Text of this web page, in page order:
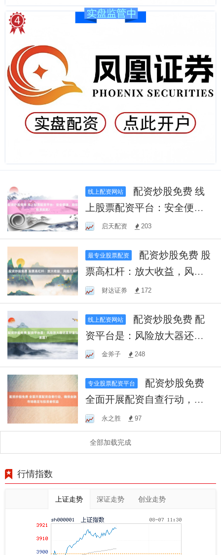
线上配资网站
上股票配资平台：安全便
捷，助您投资起航！
启天配资 203
最专业股票配资
票高杠杆：放大收益，风险
几何？财达证券 172
线上配资网站
资平台是：风险放大器还是
财富加速器？
金斧子 248
专业股票配资平台
全面开展配资自查行动，确
保金融市场稳定与投资者权
益
永之胜 97
全部加载完成
行情指数
上证走势 深证走势 创业走势